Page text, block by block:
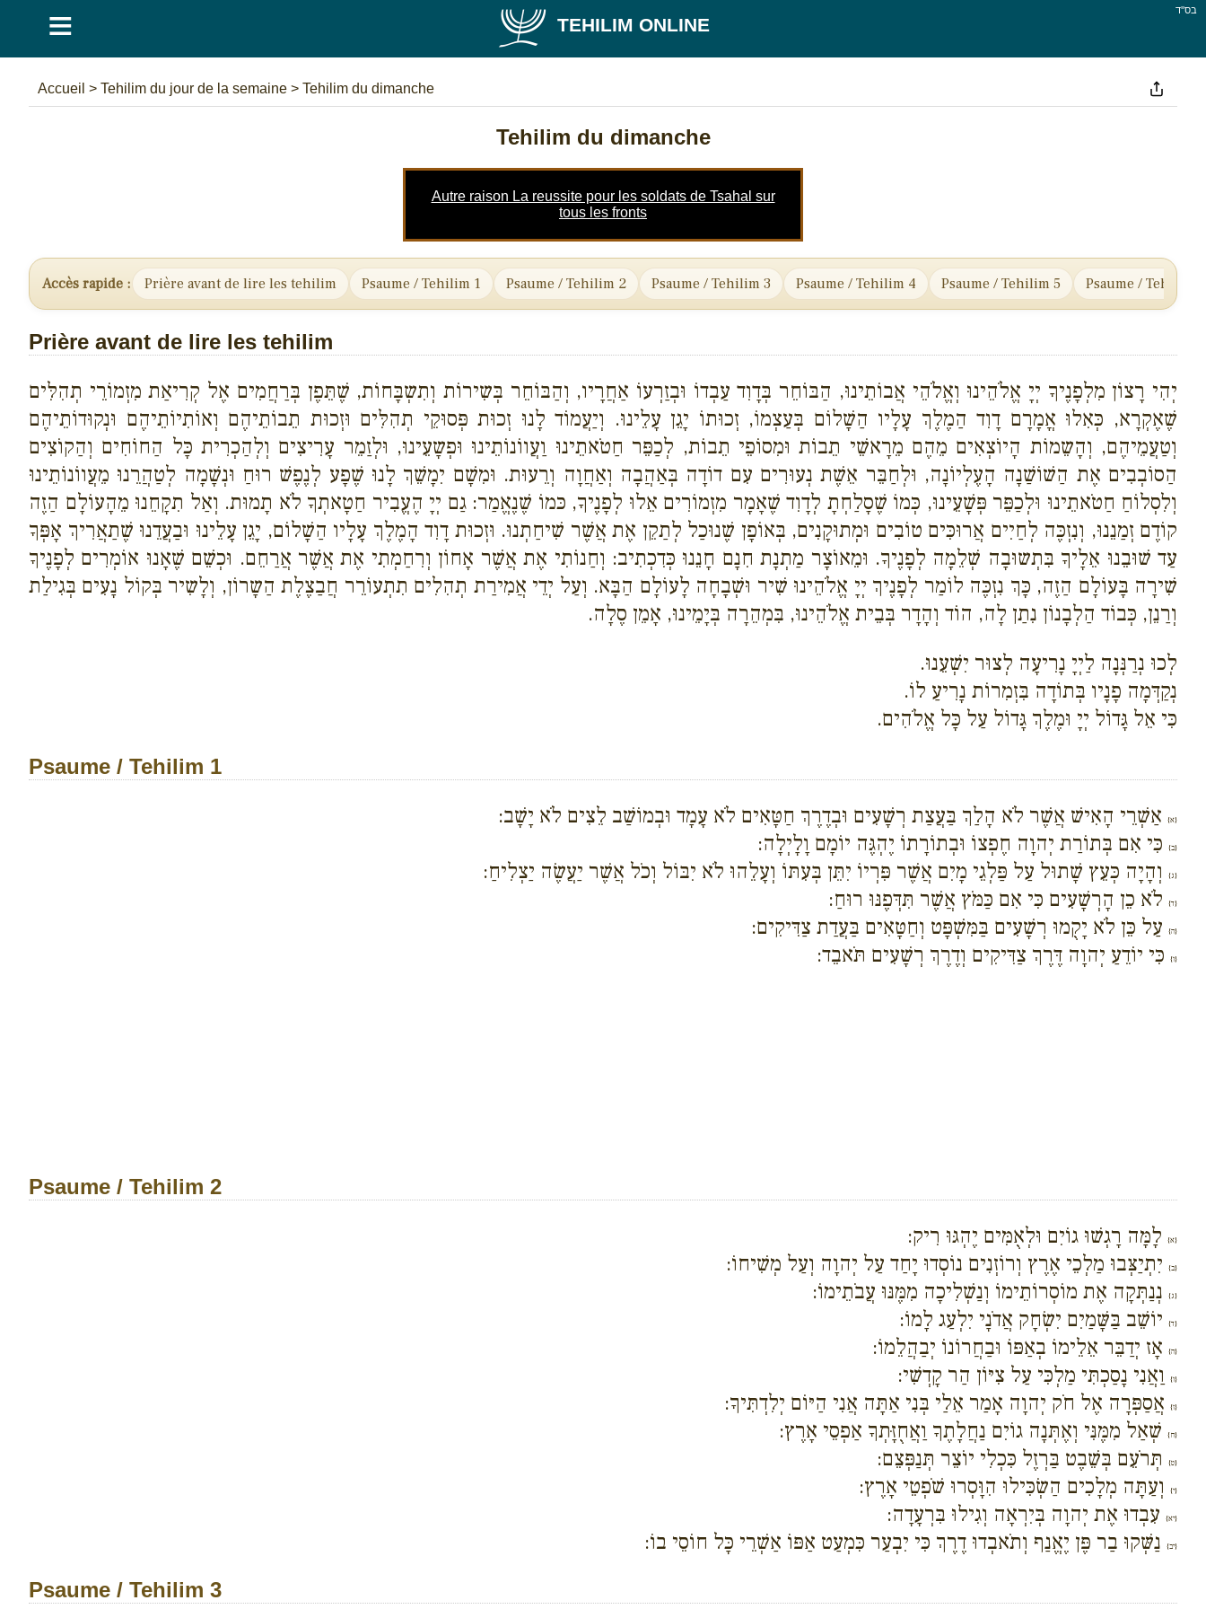
בס''ד ≡ TEHILIM ONLINE
Accueil > Tehilim du jour de la semaine > Tehilim du dimanche
Tehilim du dimanche
Autre raison La reussite pour les soldats de Tsahal sur
tous les fronts
Accès rapide : Prière avant de lire les tehilim Psaume / Tehilim 1 Psaume / Tehilim 2 Psaume / Tehilim 3 Psaume / Tehilim 4 Psaume / Tehilim 5 Psaume / Tehilim 6
Prière avant de lire les tehilim
יְהִי רָצוֹן מִלְפָנֶיךָ יְיָ אֱלֹהֵינוּ וְאֱלֹהֵי אֲבוֹתֵינוּ, הַבּוֹחֵר בְּדָוִד עַבְדוֹ וּבְזַרְעוֹ אַחֲרָיו, וְהַבּוֹחֵר בְּשִירוֹת וְתִשְבָּחוֹת, שֶׁתֵּפֶן בְּרַחֲמִים אֶל קְרִיאַת מִזְמוֹרֵי תְהִלִּים
שֶׁאֶקְרָא, כְּאִלוּ אֳמָרָם דָוִד הַמֶלֶךְ עָלָיו הַשָׁלוֹם בְּעַצְמוֹ, זְכוּתוֹ יָגֵן עָלֵינוּ. וְיַעֲמוֹד לָנוּ זְכוּת פְּסוּקֵי תְהִלִּים וּזְכוּת תֵבוֹתֵיהֶם וְאוֹתִיוֹתֵיהֶם וּנְקוּדוֹתֵיהֶם
וְטַעֲמֵיהֶם, וְהָשֵמוֹת הָיוֹצְאִים מֵהֶם מֵרָאשֵׁי תֵבוֹת וּמִסוֹפֵי תֵבוֹת, לְכַפֵּר חַטֹאתֵינוּ וַעֲווֹנוֹתֵינוּ וּפְשָעֵינוּ, וּלְזַמֵר עָרִיצִים וְלְהַכְרִית כָּל הַחוֹחִים וְהַקוֹצִים
הַסוֹבְבִים אֶת הַשׁוֹשַׁנָה הָעֶלְיוֹנָה, וּלְחַבֵּר אֵשֶׁת נְעוּרִים עִם דוֹדָה בְּאַהֲבָה וְאַחֲוָה וְרֵעוּת. וּמִשָׁם יִמָשֵׁךְ לָנוּ שֶׁפָע לְנֶפֶשׁ רוּחַ וּנְשָׁמָה לְטַהֲרֵנוּ מֵעֲווֹנוֹתֵינוּ
וְלִסְלוֹחַ חַטֹאתֵינוּ וּלְכַפֵּר פְּשָׁעֵינוּ, כְּמוֹ שֶׁסָלַחְתָ לְדָוִד שֶׁאָמָר מִזְמוֹרִים אֵלוּ לְפָנֶיךָ, כּמוֹ שֶׁנֶאֱמַר: גַם יְיָ הֶעֱבִיר חַטָאתְךָ לֹא תָמוּת. וְאַל תִקָחֵנוּ מֵהָעוֹלָם הַזֶה
קוֹדֶם זְמַנֵנוּ, וְנִזְכֶּה לְחַיִים אֲרוּכִּים טוֹבִים וּמְתוּקָנִים, בְּאוֹפָן שֶׁנוּכַל לְתַקֵן אֶת אֲשֶׁר שִׁיחַתְנוּ. וּזְכוּת דָוִד הָמֶלֶךְ עָלָיו הַשָׁלוֹם, יָגֵן עָלֵינוּ וּבַעֲדֵנוּ שֶׁתַאֲרִיךְ אָפְּךָ
עַד שׁוּבֵנוּ אֵלָיךָ בִּתְשוּבָה שְׁלֵמָה לְפָנֶיךָ. וּמֵאוֹצָר מַתְנָת חִנָם חָנֵנוּ כְּדִכְתִיב: וְחַנוֹתִי אֶת אֲשֶׁר אָחוֹן וְרִחַמְתִי אֶת אֲשֶׁר אֲרַחֵם. וּכְשֵׁם שֶׁאָנוּ אוֹמְרִים לְפָנֶיךָ
שִׁירָה בָּעוֹלָם הַזֶה, כָּךְ נִזְכֶּה לוֹמַר לְפָנֶיךְ יְיָ אֱלֹהֵינוּ שִׁיר וּשְׁבָחָה לָעוֹלָם הַבָּא. וְעַל יְדֵי אֲמִירַת תְהִלִים תִתְעוֹרֵר חֲבַצֶלֶת הַשָרוֹן, וְלָשִיר בְּקוֹל נָעִים בְּגִילַת
וְרַנֵן, כְּבוֹד הַלְבָנוֹן נִתַן לָה, הוֹד וְהָדָר בְּבֵית אֱלֹהֵינוּ, בִּמְהֵרָה בְּיָמֵינוּ, אָמֵן סֶלָה.
לְכוּ נְרַנְּנָה לַיְיָ נָרִיעָה לְצוּר יִשְׁעֵנוּ.
נְקַדְּמָה פָנָיו בְּתוֹדָה בִּזְמִרוֹת נָרִיעַ לוֹ.
כִּי אֵל גָּדוֹל יְיָ וּמֶלֶךְ גָּדוֹל עַל כָּל אֱלֹהִים.
Psaume / Tehilim 1
{א} אַשְׁרֵי הָאִישׁ אֲשֶׁר לֹא הָלַךְ בַּעֲצַת רְשָׁעִים וּבְדֶרֶךְ חַטָּאִים לֹא עָמָד וּבְמוֹשַׁב לֵצִים לֹא יָשָׁב:
{ב} כִּי אִם בְּתוֹרַת יְהוָה חֶפְצוֹ וּבְתוֹרָתוֹ יֶהְגֶּה יוֹמָם וָלָיְלָה:
{ג} וְהָיָה כְּעֵץ שָׁתוּל עַל פַּלְגֵי מָיִם אֲשֶׁר פִּרְיוֹ יִתֵּן בְּעִתּוֹ וְעָלֵהוּ לֹא יִבּוֹל וְכֹל אֲשֶׁר יַעֲשֶׂה יַצְלִיחַ:
{ד} לֹא כֵן הָרְשָׁעִים כִּי אִם כַּמֹּץ אֲשֶׁר תִּדְּפֶנּוּ רוּחַ:
{ה} עַל כֵּן לֹא יָקֻמוּ רְשָׁעִים בַּמִּשְׁפָּט וְחַטָּאִים בַּעֲדַת צַדִּיקִים:
{ו} כִּי יוֹדֵעַ יְהוָה דֶּרֶךְ צַדִּיקִים וְדֶרֶךְ רְשָׁעִים תֹּאבֵד:
Psaume / Tehilim 2
{א} לָמָּה רָגְשׁוּ גוֹיִם וּלְאֻמִּים יֶהְגּוּ רִיק:
{ב} יִתְיַצְּבוּ מַלְכֵי אֶרֶץ וְרוֹזְנִים נוֹסְדוּ יָחַד עַל יְהוָה וְעַל מְשִׁיחוֹ:
{ג} נְנַתְּקָה אֶת מוֹסְרוֹתֵימוֹ וְנַשְׁלִיכָה מִמֶּנּוּ עֲבֹתֵימוֹ:
{ד} יוֹשֵׁב בַּשָּׁמַיִם יִשְׂחָק אֲדֹנָי יִלְעַג לָמוֹ:
{ה} אָז יְדַבֵּר אֵלֵימוֹ בְאַפּוֹ וּבַחֲרוֹנוֹ יְבַהֲלֵמוֹ:
{ו} וַאֲנִי נָסַכְתִּי מַלְכִּי עַל צִיּוֹן הַר קָדְשִׁי:
{ז} אֲסַפְּרָה אֶל חֹק יְהוָה אָמַר אֵלַי בְּנִי אַתָּה אֲנִי הַיּוֹם יְלִדְתִּיךָ:
{ח} שְׁאַל מִמֶּנִּי וְאֶתְּנָה גוֹיִם נַחֲלָתֶךָ וַאֲחֻזָּתְךָ אַפְסֵי אָרֶץ:
{ט} תְּרֹעֵם בְּשֵׁבֶט בַּרְזֶל כִּכְלִי יוֹצֵר תְּנַפְּצֵם:
{י} וְעַתָּה מְלָכִים הַשְׂכִּילוּ הִוָּסְרוּ שֹׁפְטֵי אָרֶץ:
{יא} עִבְדוּ אֶת יְהוָה בְּיִרְאָה וְגִילוּ בִּרְעָדָה:
{יב} נַשְּׁקוּ בַר פֶּן יֶאֱנַף וְתֹאבְדוּ דֶרֶךְ כִּי יִבְעַר כִּמְעַט אַפּוֹ אַשְׁרֵי כָּל חוֹסֵי בוֹ:
Psaume / Tehilim 3